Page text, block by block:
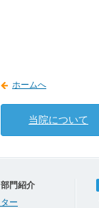
ホームへ
当院について
門紹介
ー